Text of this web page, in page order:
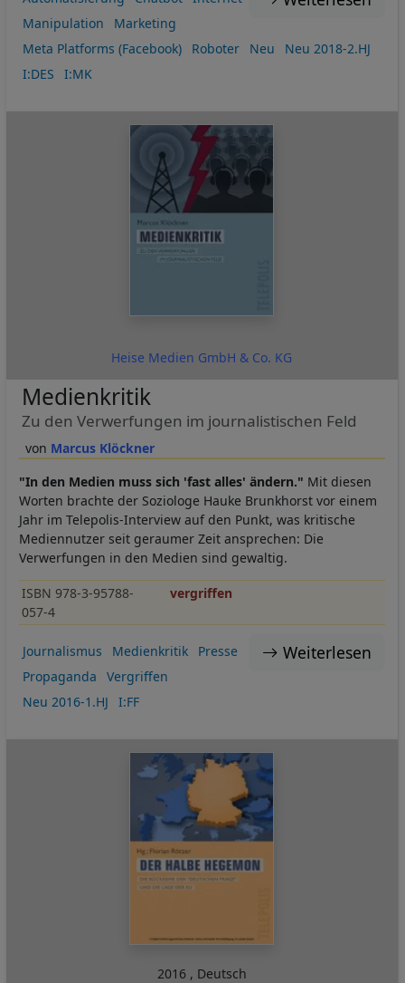
Manipulation
Marketing
Meta Platforms (Facebook)
Roboter Neu
Neu 2018-2.HJ
I:DES
I:MK
Heise Medien GmbH & Co. KG
Marcus Klöckner
Medienkritik
Zu den Verwerfungen im journalistischen Feld
"In den Medien muss sich 'fast alles' ändern." Mit diesen
Worten brachte der Soziologe Hauke Brunkhorst vor einem
Jahr im Telepolis-Interview auf den Punkt, was kritische
Mediennutzer seit geraumer Zeit ansprechen: Die
Verwerfungen in den Medien sind gewaltig.
ISBN 978-3-95788-
057-4
vergriffen
Weiterlesen
Journalismus Medienkritik
Presse
Propaganda
Vergriffen
Neu 2016-1.HJ
I:FF
2016 , Deutsch